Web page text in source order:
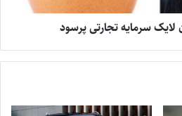
سرمایه تجارتی پرسود